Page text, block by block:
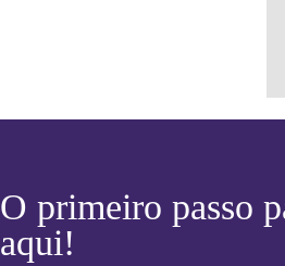
O primeiro passo
aqui!